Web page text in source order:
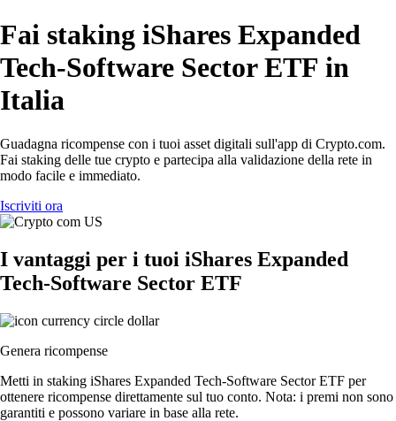
Fai staking iShares Expanded
Tech-Software Sector ETF in
Italia
Guadagna ricompense con i tuoi asset digitali sull'app di Crypto.com.
Fai staking delle tue crypto e partecipa alla validazione della rete in
modo facile e immediato.
Iscriviti ora
I vantaggi per i tuoi iShares Expanded
Tech-Software Sector ETF
Genera ricompense
Metti in staking iShares Expanded Tech-Software Sector ETF per
ottenere ricompense direttamente sul tuo conto. Nota: i premi non sono
garantiti e possono variare in base alla rete.